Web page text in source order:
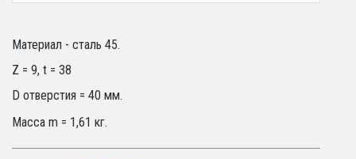
Материал - сталь 45.
Z = 9, t = 38
D отверстия = 40 мм.
Масса m = 1,61 кг.